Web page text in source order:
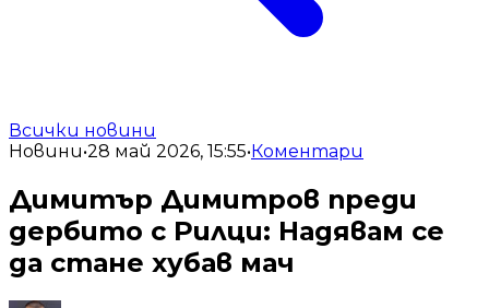
Всички новини
Новини•28 май 2026, 15:55•Коментари
Димитър Димитров преди
дербито с Рилци: Надявам се
да стане хубав мач